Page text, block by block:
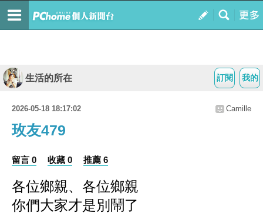
我的
訂閱
生活的所在
2026-05-18 18:17:02 Camille
玫友479
留言 0 收藏 0 推薦 6
各位鄉親、各位鄉親
你們大家才是別鬧了